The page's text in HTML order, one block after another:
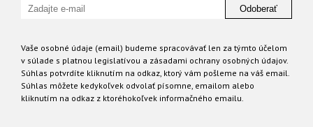
Odoberať
Vaše osobné údaje (email) budeme spracovávať len za týmto účelom
v súlade s platnou legislatívou a zásadami ochrany osobných údajov.
Súhlas potvrdíte kliknutím na odkaz, ktorý vám pošleme na váš email.
Súhlas môžete kedykoľvek odvolať písomne, emailom alebo
kliknutím na odkaz z ktoréhokoľvek informačného emailu.